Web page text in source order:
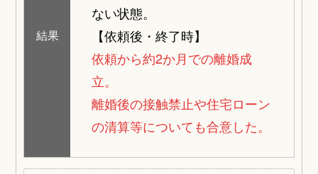
結果
ない状態。
【依頼後・終了時】
依頼から約2か月での離婚成
立。
離婚後の接触禁止や住宅ローン
の清算等についても合意した。